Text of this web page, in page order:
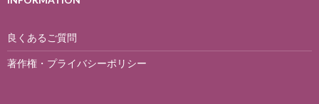
良くあるご質問
著作権・プライバシーポリシー